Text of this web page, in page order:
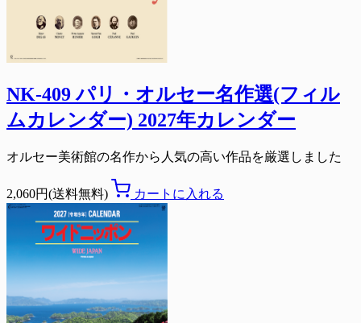
NK-409 パリ・オルセー名作選(フィル
ムカレンダー) 2027年カレンダー
オルセー美術館の名作から人気の高い作品を厳選しました
2,060円(送料無料) カートに入れる